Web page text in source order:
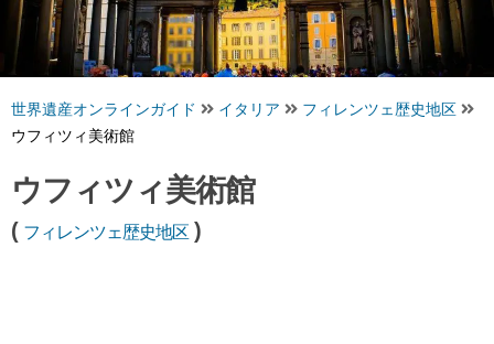
世界遺産オンラインガイド イタリア
フィレンツェ歴史地区
ウフィツィ美術館
ウフィツィ美術館
( フィレンツェ歴史地区 )